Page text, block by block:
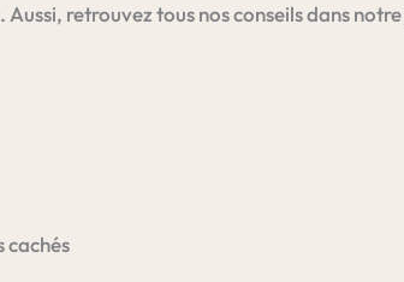
retrouvez tous nos conseils dans notre
cachés